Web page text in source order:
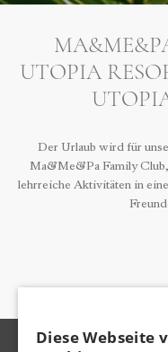
UTOPIA
Der Urlaub wird für
Ma&Me&Pa Family Club,
lehrreiche Aktivitäten in
Diese Webseite